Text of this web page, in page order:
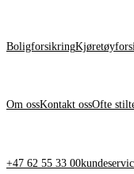
Boligforsikring
Om ossKontakt ossOfte
+47 62 55 33 00